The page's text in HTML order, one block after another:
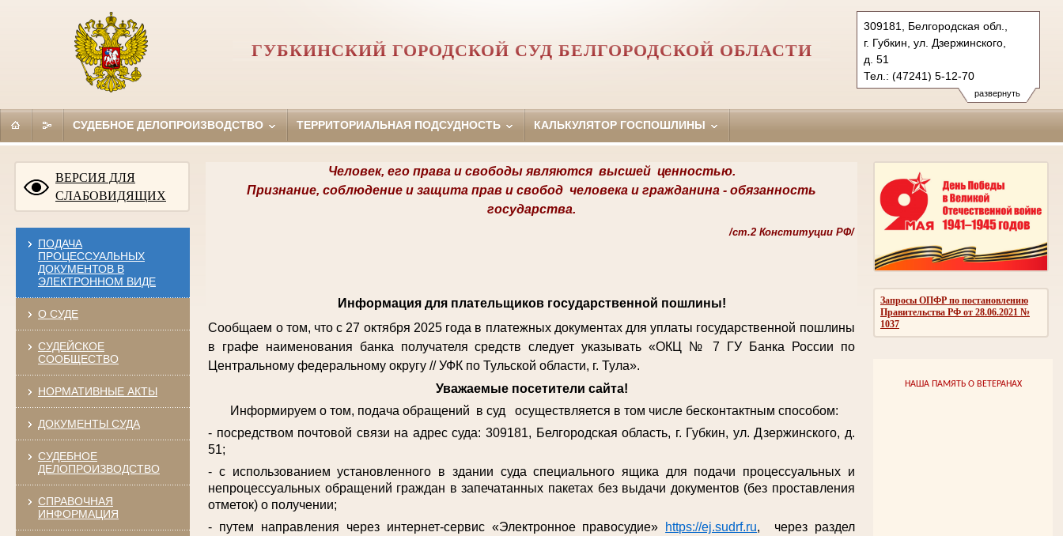
развернуть
309181, Белгородская обл.,
г. Губкин, ул. Дзержинского,
д. 51
Тел.: (47241) 5-12-70
gubkinskygor.blg@sudrf.ru
ГУБКИНСКИЙ ГОРОДСКОЙ СУД БЕЛГОРОДСКОЙ ОБЛАСТИ
СУДЕБНОЕ ДЕЛОПРОИЗВОДСТВО ТЕРРИТОРИАЛЬНАЯ ПОДСУДНОСТЬ КАЛЬКУЛЯТОР ГОСПОШЛИНЫ
ВЕРСИЯ ДЛЯ
СЛАБОВИДЯЩИХ
ПОДАЧА
ПРОЦЕССУАЛЬНЫХ
ДОКУМЕНТОВ В
ЭЛЕКТРОННОМ ВИДЕ
О СУДЕ
СУДЕЙСКОЕ
СООБЩЕСТВО
НОРМАТИВНЫЕ АКТЫ
ДОКУМЕНТЫ СУДА
СУДЕБНОЕ
ДЕЛОПРОИЗВОДСТВО
СПРАВОЧНАЯ
ИНФОРМАЦИЯ
Запросы ОПФР по постановлению
Правительства РФ от 28.06.2021 №
1037
НАША ПАМЯТЬ О ВЕТЕРАНАХ
Человек, его права и свободы являются высшей ценностью.
Признание, соблюдение и защита прав и свобод человека и гражданина - обязанность
государства.
/ст.2 Конституции РФ/
Информация для плательщиков государственной пошлины!
Сообщаем о том, что с 27 октября 2025 года в платежных документах для уплаты государственной пошлины
в графе наименования банка получателя средств следует указывать «ОКЦ № 7 ГУ Банка России по
Центральному федеральному округу // УФК по Тульской области, г. Тула».
Уважаемые посетители сайта!
Информируем о том, подача обращений в суд осуществляется в том числе бесконтактным способом:
- посредством почтовой связи на адрес суда: 309181, Белгородская область, г. Губкин, ул. Дзержинского, д.
51;
- с использованием установленного в здании суда специального ящика для подачи процессуальных и
непроцессуальных обращений граждан в запечатанных пакетах без выдачи документов (без проставления
отметок) о получении;
- путем направления через интернет-сервис «Электронное правосудие»
https://ej.sudrf.ru, через раздел